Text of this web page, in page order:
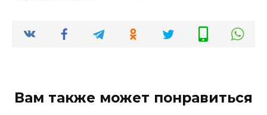
Вам также может понравиться